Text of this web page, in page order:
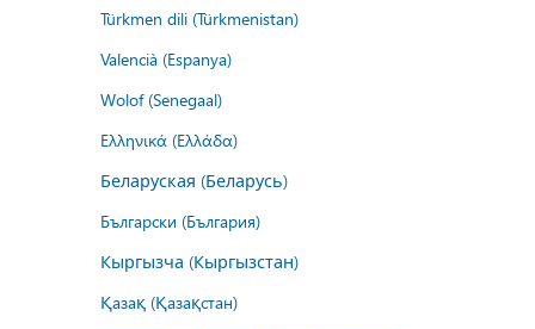
Türkmen dili (Türkmenistan)
Valencià (Espanya)
Wolof (Senegaal)
Ελληνικά (Ελλάδα)
Беларуская (Беларусь)
Български (България)
Кыргызча (Кыргызстан)
Қазақ (Қазақстан)